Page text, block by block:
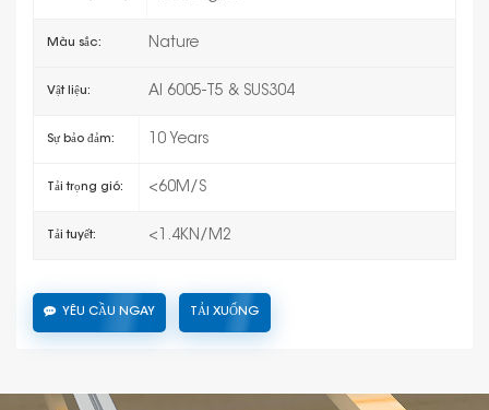
Màu sắc: Nature
Vật liệu: Al 6005-T5 & SUS304
Sự bảo đảm: 10 Years
Tải trọng gió: <60M/S
Tải tuyết: <1.4KN/M2
YÊU CẦU NGAY TẢI XUỐNG